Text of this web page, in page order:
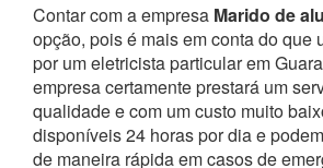
Contar com a empresa Marido de
opção, pois é mais em conta do que
por um eletricista particular em
empresa certamente prestará um
qualidade e com um custo muito
disponíveis 24 horas por dia e
de maneira rápida em casos de